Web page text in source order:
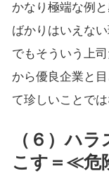
かなり極端な例
ばかりはいえな
でもそういう上
から優良企業と
て珍しいことでは
（６）ハ
こす＝≪危